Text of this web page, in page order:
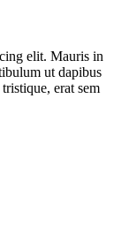
elit. Mauris in
ut dapibus
erat sem